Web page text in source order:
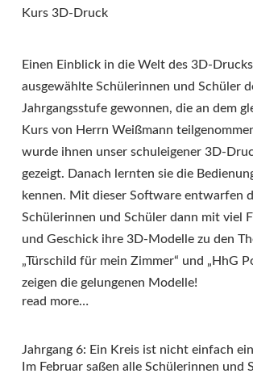
Kurs 3D-Druck
Einen Einblick in die Welt des 3D-
ausgewählte Schülerinnen und Schüler
Jahrgangsstufe gewonnen, die an dem
Kurs von Herrn Weißmann
wurde ihnen unser schuleigener 3D-
gezeigt. Danach lernten sie die
kennen. Mit dieser Software entwarfen
Schülerinnen und Schüler dann mit viel
und Geschick ihre 3D-Modelle zu den
„Türschild für mein Zimmer“ und „HhG
zeigen die gelungenen Modelle!
read more…
Jahrgang 6: Ein Kreis ist nicht einfach
Im Februar saßen alle Schülerinnen und